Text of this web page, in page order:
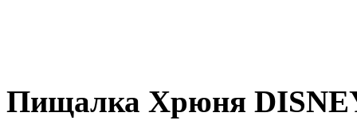
Пищалка Хрюня